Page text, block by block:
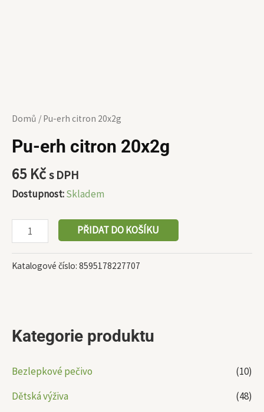
Kategorie produktu
Bezlepkové pečivo
(10)
Dětská výživa
(48)
Domů / Pu-erh citron 20x2g
Pu-erh citron 20x2g
65 Kčs DPH
Dostupnost:Skladem
PŘIDAT DO KOŠÍKU
Katalogové číslo: 8595178227707